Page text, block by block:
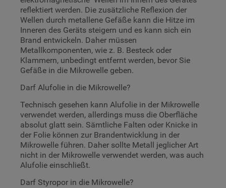
reflektiert werden. Die zusätzliche Reflexion der
Wellen durch metallene Gefäße kann die Hitze im
Inneren des Geräts steigern und es kann sich ein
Brand entwickeln. Daher müssen
Metallkomponenten, wie z. B. Besteck oder
Klammern, unbedingt entfernt werden, bevor Sie
Gefäße in die Mikrowelle geben.
Darf Alufolie in die Mikrowelle?
Technisch gesehen kann Alufolie in der Mikrowelle
verwendet werden, allerdings muss die Oberfläche
absolut glatt sein. Sämtliche Falten oder Knicke in
der Folie können zur Brandentwicklung in der
Mikrowelle führen. Daher sollte Metall jeglicher Art
nicht in der Mikrowelle verwendet werden, was auch
Alufolie einschließt.
Darf Styropor in die Mikrowelle?